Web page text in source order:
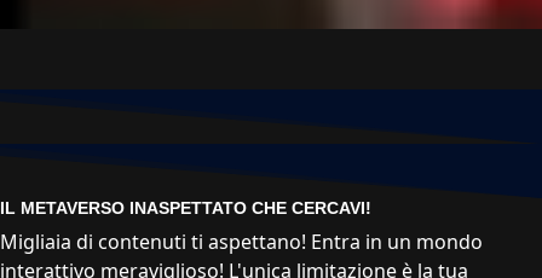
IL METAVERSO INASPETTATO CHE CERCAVI!
Migliaia di contenuti ti aspettano! Entra in un mondo
interattivo meraviglioso! L'unica limitazione è la tua